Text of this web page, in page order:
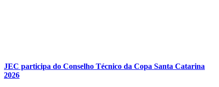
JEC participa do Conselho Técnico da Copa Santa Catarina
2026